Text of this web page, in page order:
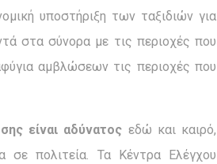
υποστήριξη των ταξιδιών για
στα σύνορα με τις περιοχές που
αμβλώσεων τις περιοχές που
είναι αδύνατος εδώ και καιρό,
σε πολιτεία. Τα Κέντρα Ελέγχου